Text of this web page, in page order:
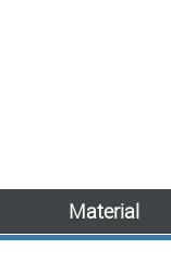
Material